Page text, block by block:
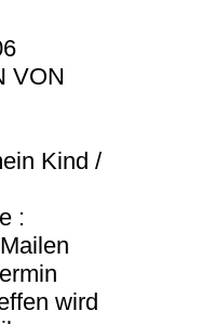
VON
Kind /
:
wird